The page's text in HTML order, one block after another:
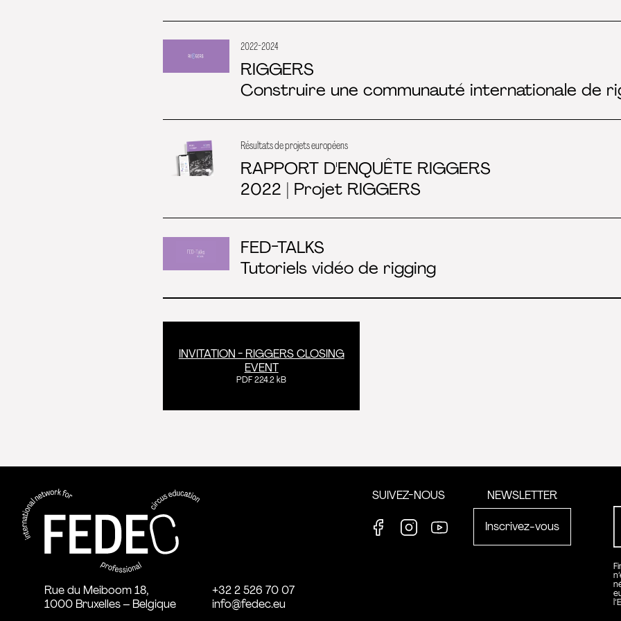
2022-2024
RIGGERS
Construire une communauté internationale de
Résultats de projets européens
RAPPORT D'ENQUÊTE RIGGERS
2022 | Projet RIGGERS
FED-TALKS
Tutoriels vidéo de rigging
INVITATION - RIGGERS CLOSING
EVENT
PDF 224.2 kB
FEDEC - Réseau international pour la formation
professionnelle aux arts du cirque
Rue du Meiboom 18,
1000 Bruxelles – Belgique
+32 2 526 70 07
info@fedec.eu
SUIVEZ-NOUS
Youtube
NEWSLETTER
Inscrivez-vous